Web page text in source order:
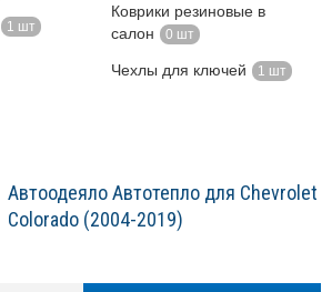
1 шт
Коврики резиновые в
салон
0 шт
Чехлы для ключей 1 шт
Автоодеяло Автотепло для Chevrolet
Colorado (2004-2019)